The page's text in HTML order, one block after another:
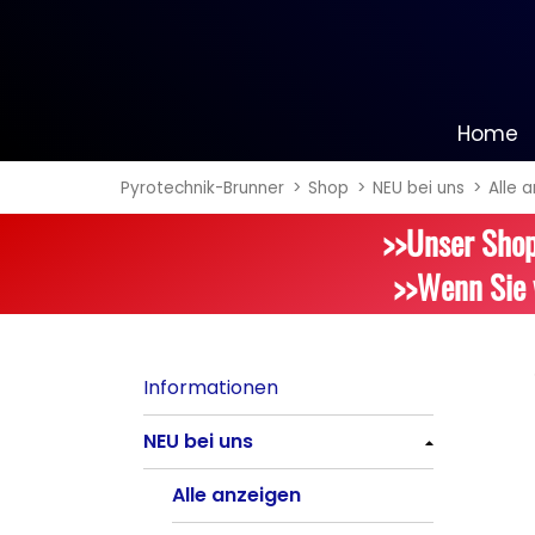
Home
Alle anzeigen
Alle anzeigen
Pyrotechnik-Brunner Shop NEU bei uns Alle
>>Unser
>>Wenn
Informationen
NEU bei uns
Alle anzeigen